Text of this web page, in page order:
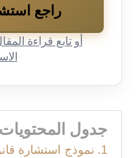
راجع
أو تابع قراءة
جدول المحتويات
نموذج استشارة